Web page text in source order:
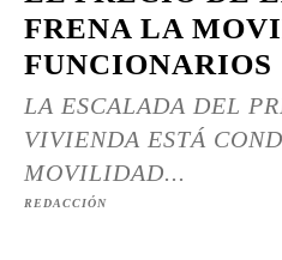
FRENA LA
FUNCIONARIOS
LA ESCALADA DEL
VIVIENDA ESTÁ
MOVILIDAD...
REDACCIÓN